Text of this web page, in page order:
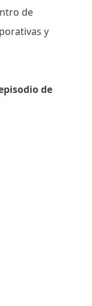
de
y
de